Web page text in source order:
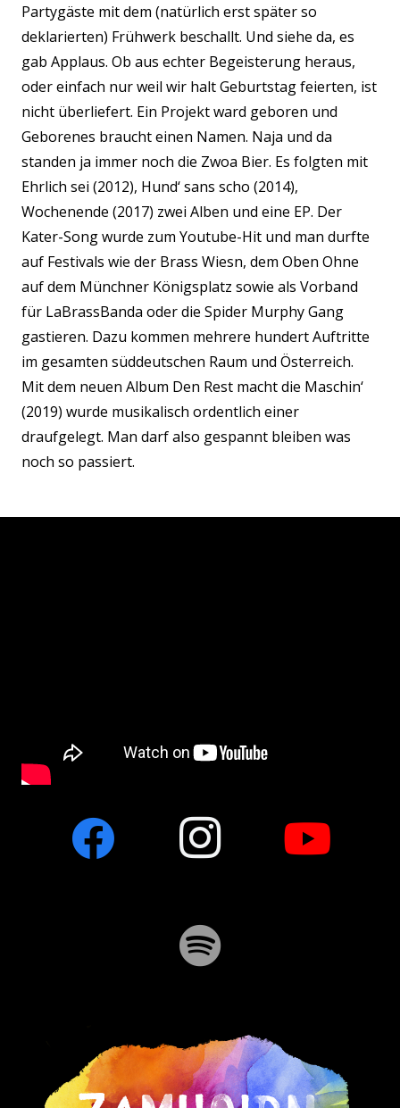
Partygäste mit dem (natürlich erst später so
deklarierten) Frühwerk beschallt. Und siehe da, es
gab Applaus. Ob aus echter Begeisterung heraus,
oder einfach nur weil wir halt Geburtstag feierten, ist
nicht überliefert. Ein Projekt ward geboren und
Geborenes braucht einen Namen. Naja und da
standen ja immer noch die Zwoa Bier. Es folgten mit
Ehrlich sei (2012), Hund‘ sans scho (2014),
Wochenende (2017) zwei Alben und eine EP. Der
Kater-Song wurde zum Youtube-Hit und man durfte
auf Festivals wie der Brass Wiesn, dem Oben Ohne
auf dem Münchner Königsplatz sowie als Vorband
für LaBrassBanda oder die Spider Murphy Gang
gastieren. Dazu kommen mehrere hundert Auftritte
im gesamten süddeutschen Raum und Österreich.
Mit dem neuen Album Den Rest macht die Maschin‘
(2019) wurde musikalisch ordentlich einer
draufgelegt. Man darf also gespannt bleiben was
noch so passiert.